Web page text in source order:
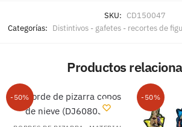
SKU: CD150047
Categorías: Distintivos - gafetes - recortes de
Productos
-50% -50%